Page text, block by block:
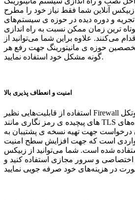
زبیکس آنلاین شما فقط نیاز خود را مطرح
و دوره دیده در حوزه ی سیستم‌های
ترین زمان ممکن نسبت به راه اندازی
می‌کنند. علاوه براین شما می‌توانید از
ی متخصصین حوزه ی مانیتورینگ جهت رفع هر
گونه مشکل خود استفاده نمایید.
امنیت و انعطاف پذیری بالا
استفاده از قابلیت‌هایی نظیر Firewall و همچنین استفاده از پروتکل
های پیچیده ی رمز نگاری مانند TLS جهت انتقال داده‌های
درخواست جهت تهیه نسخه ی پشتیبان به
است که جهت افزایش سطح امنیت
شده است. شما می‌توانید از زبیکس
اختصاصی و سرور مجازی استفاده کنید و